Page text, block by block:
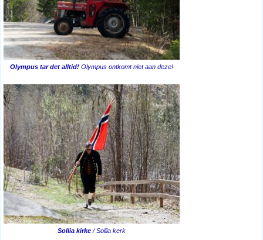
Olympus tar det alltid! Olympus ontkomt niet aan deze!
Sollia kirke / Sollia kerk